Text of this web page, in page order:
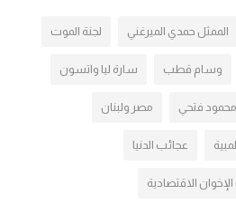
الممثل حمدي الميرغني لجنة الموت
وسام قطب سارة ليا واتسون
محمود فتحي مصر ولبنان
عجائب الدنيا
الاقتصادية